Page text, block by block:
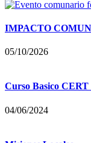
IMPACTO
05/10/2026
Curso Basico
04/06/2024